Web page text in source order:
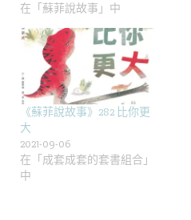
在「蘇菲說故事」中
《蘇菲說故事》282 比你更
大
2021-09-06
在「成套成套的套書組合」
中